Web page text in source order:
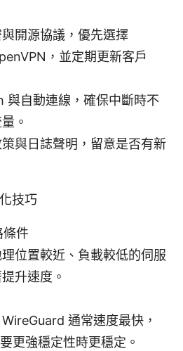
開源協議，優先選擇
，並定期更新客戶
與自動連線，確保中斷時不
。
與日誌聲明，留意是否有新
技巧
條件
位置較近、負載較低的伺服
升速度。
通常速度最快，
更強穩定性時更穩定。